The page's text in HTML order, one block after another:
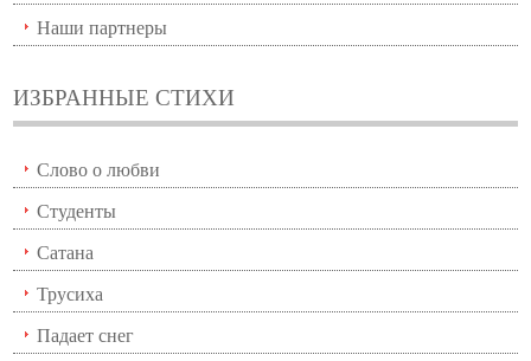
Наши партнеры
ИЗБРАННЫЕ СТИХИ
Слово о любви
Студенты
Сатана
Трусиха
Падает снег